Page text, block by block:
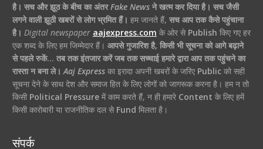
है। सच और झूठ के बीच का अंतर Fake Newsने खत्म कर दिया है। सच जैसी
लगने वाली झूठी खबरों से लोग भ्रमित हैं। हम जानते हैं, सच आप तक कैसे पहुंचाना
है। Digital newspaper aajexpress.com के ओर से Publish किए गए हर
एक शब्द के लिए हम जिम्मेदार हैं। आपसे गुजारिश है, किसी भी सूचना को आगे बढ़ाने
से पहले रुकें… तब तक इंतजार करें जब तक सच्चाई हमारे द्वारा आप तक पहुंचने का
रास्ता न बना ले। Aaj Expressका इरादा अपनी खबरों के जरिए Publicको सही
सूचना देने के साथ देश और समाज हित के लिए लोगों को जागरूक करना है। हम न तो
किसी Political Pressureमें काम करते हैं, न ही हमारे Content के लिए हमें
किसी कारोबारी या राजनीतिक दल से Fund मिलता है।
संपर्क